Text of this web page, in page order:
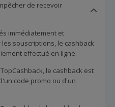
de recevoir
immédiatement et
souscriptions, le cashback
effectué en ligne.
le cashback est
code promo ou d'un